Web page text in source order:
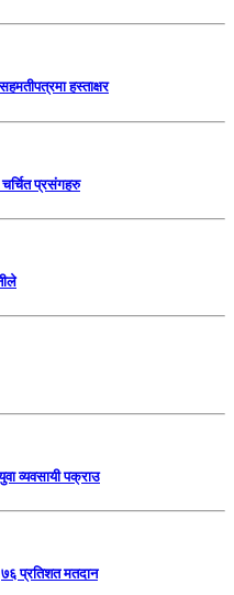
हस्ताक्षर
चर्चित प्रसंगहरु
व्यवसायी पक्राउ
प्रतिशत मतदान